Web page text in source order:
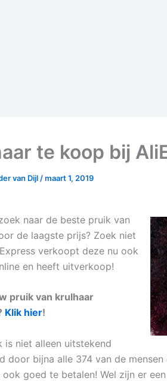
te koop bij
van Dijl /maart 1, 2019
naar de beste pruik van
de laagste prijs? Zoek niet
verkoopt deze nu ook
en heeft uitverkoop!
pruik van krulhaar
Klik hier!
is niet alleen uitstekend
door bijna alle 374 van de
ook goed te betalen! Wel zijn er